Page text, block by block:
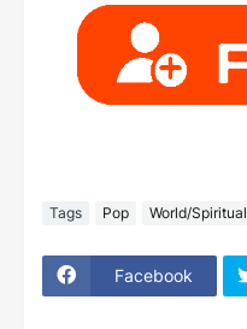
Tags Pop World/Spiritual
Facebook